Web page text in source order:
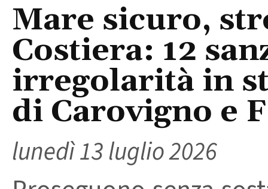
Mare sicuro,
Costiera: 12
irregolarità in
di Carovigno e
lunedì 13 luglio 2026